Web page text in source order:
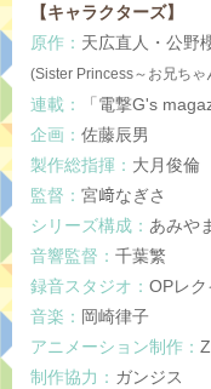
【キャラクターズ】
原作： 天広直人・公野
(Sister Princess～お兄ち
連載：
「電撃G's
企画： 佐藤辰男
製作総指揮： 大月俊倫
監督： 宮﨑なぎさ
シリーズ構成： あみや
音響監督： 千葉繁
録音スタジオ： OPレ
音楽： 岡崎律子
アニメーション制作：
制作協力： ガンジス